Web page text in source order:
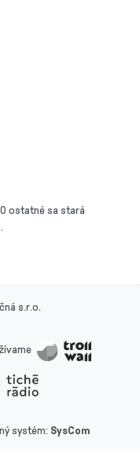
ostatné sa stará
.
s.r.o.
systém: SysCom